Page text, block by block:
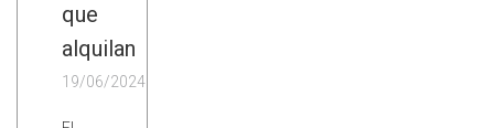
que
alquilan
19/06/2024